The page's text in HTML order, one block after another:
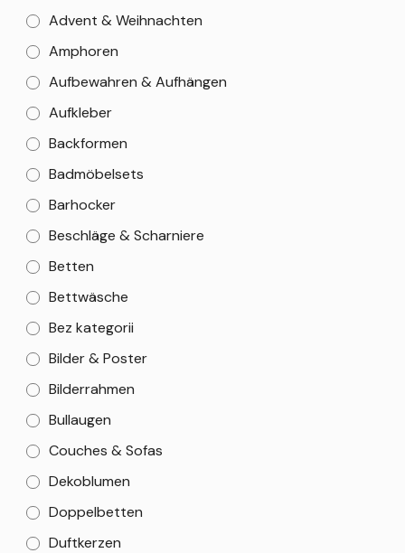
Advent & Weihnachten
Amphoren
Aufbewahren & Aufhängen
Aufkleber
Backformen
Badmöbelsets
Barhocker
Beschläge & Scharniere
Betten
Bettwäsche
Bez kategorii
Bilder & Poster
Bilderrahmen
Bullaugen
Couches & Sofas
Dekoblumen
Doppelbetten
Duftkerzen